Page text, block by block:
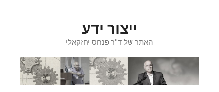
ייצור ידע
האתר של ד"ר פנחס יחזקאלי